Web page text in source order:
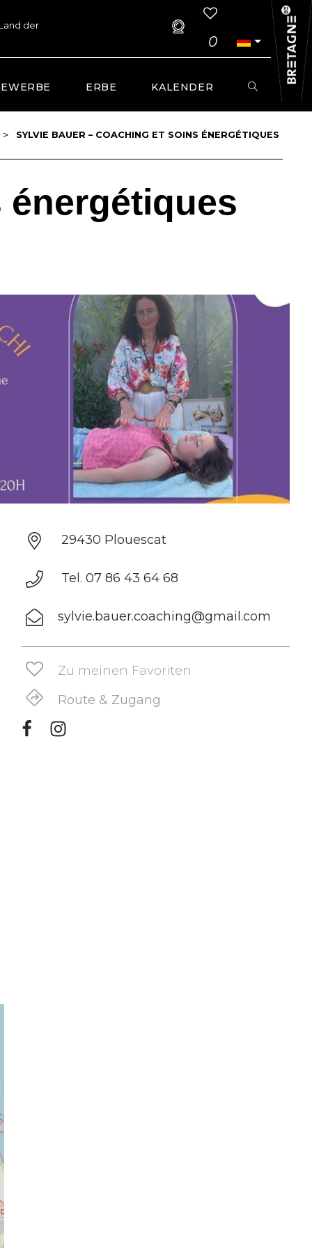
der
0
ERBE KALENDER
> SYLVIE BAUER – COACHING ET SOINS ÉNERGÉTIQUES
29430 Plouescat
Tel. 07 86 43 64 68
sylvie.bauer.coaching@gmail.com
Zu meinen Favoriten
Route & Zugang